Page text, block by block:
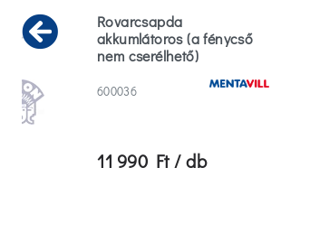
Previous
Rovarcsapda
akkumlátoros (a fénycső
nem cserélhető)
600036
11 990 Ft / db